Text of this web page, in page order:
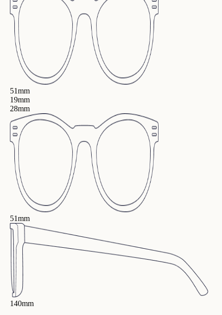
51mm
19mm
28mm
51mm
140mm